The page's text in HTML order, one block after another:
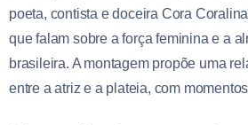
poeta, contista e doceira Cora
que falam sobre a força feminina e a
brasileira. A montagem propõe uma
entre a atriz e a plateia, com